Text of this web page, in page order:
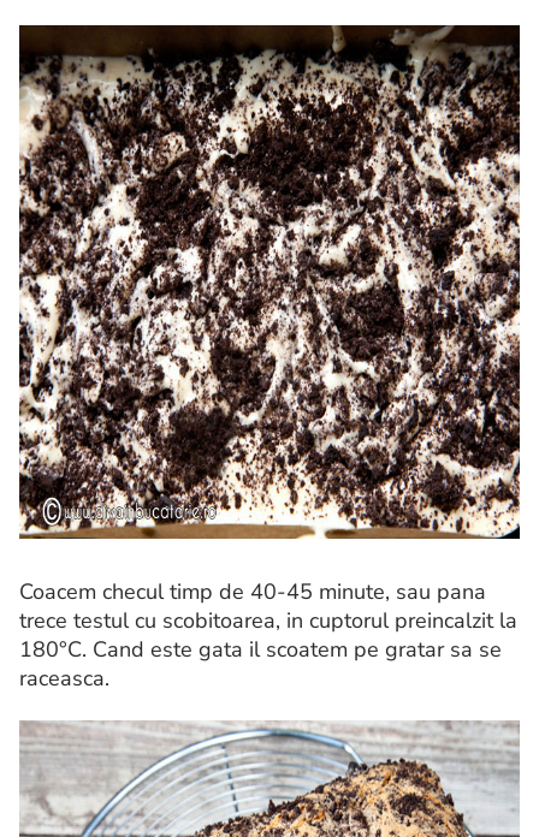
Coacem checul timp de 40-45 minute, sau pana
trece testul cu scobitoarea, in cuptorul preincalzit la
180°C. Cand este gata il scoatem pe gratar sa se
raceasca.